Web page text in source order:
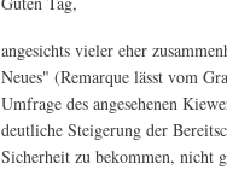
angesichts vieler eher
Neues" (Remarque lässt vom
Umfrage des angesehenen
deutliche Steigerung der
Sicherheit zu bekommen, nicht